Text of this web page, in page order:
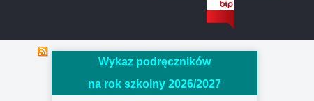
Wykaz podręczników
na rok szkolny 2026/2027